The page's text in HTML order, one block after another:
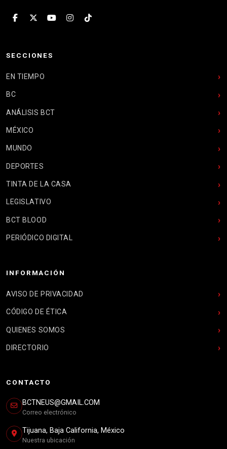
SECCIONES
EN TIEMPO
BC
ANÁLISIS BCT
MÉXICO
MUNDO
DEPORTES
TINTA DE LA CASA
LEGISLATIVO
BCT BLOOD
PERIÓDICO DIGITAL
INFORMACIÓN
AVISO DE PRIVACIDAD
CÓDIGO DE ÉTICA
QUIENES SOMOS
DIRECTORIO
CONTACTO
BCTNEUS@GMAIL.COM
Correo electrónico
Tijuana, Baja California, México
Nuestra ubicación